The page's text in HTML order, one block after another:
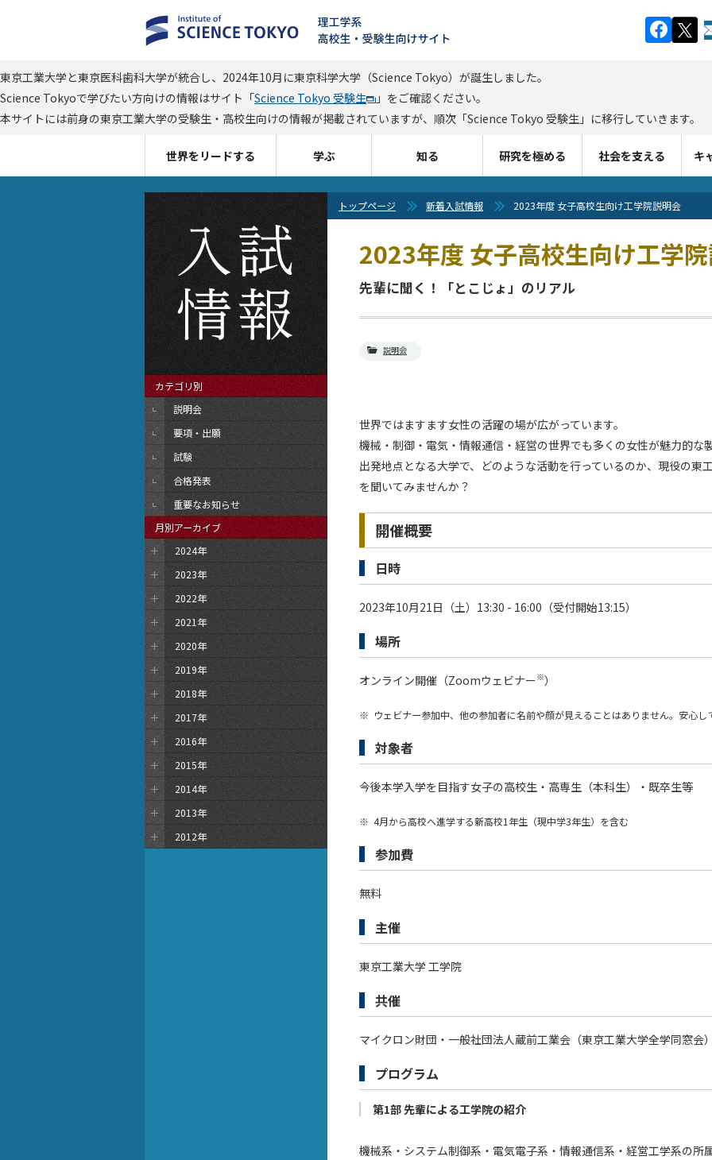
東京工業大学と東京医科歯科大学が統合し、2024年10月に東京科学大学（Science Tokyo）が誕生しました。
Science Tokyoで学びたい方向けの情報はサイト「Science Tokyo 受験生
」をご確認ください。
本サイトには前身の東京工業大学の受験生・高校生向けの情報が掲載されていますが、順次「Science Tokyo 受験生」に移行していきます。
世界をリードする 学ぶ 知る 研究を極める 社会を支える キ
トップページ 新着入試情報 2023年度 女子高校生向け工学院説明会
2023年度 女子高校生向け工学
先輩に聞く！「とこじょ」のリアル
説明会
世界ではますます女性の活躍の場が広がっています。
機械・制御・電気・情報通信・経営の世界でも多くの女性が魅力的な
出発地点となる大学で、どのような活動を行っているのか、現役の東
を聞いてみませんか？
開催概要
日時
2023年10月21日（土）13:30 - 16:00（受付開始13:15）
場所
オンライン開催（Zoomウェビナー※）
※ ウェビナー参加中、他の参加者に名前や顔が見えることはありません。安心し
対象者
今後本学入学を目指す女子の高校生・高専生（本科生）・既卒生等
※ 4月から高校へ進学する新高校1年生（現中学3年生）を含む
参加費
無料
主催
東京工業大学 工学院
共催
マイクロン財団・一般社団法人蔵前工業会（東京工業大学全学同窓会）
プログラム
第1部 先輩による工学院の紹介
機械系・システム制御系・電気電子系・情報通信系・経営工学系の所
カテゴリ別
説明会
要項・出願
試験
合格発表
重要なお知らせ
月別アーカイブ
2024年
2023年
2022年
2021年
2020年
2019年
2018年
2017年
2016年
2015年
2014年
2013年
2012年